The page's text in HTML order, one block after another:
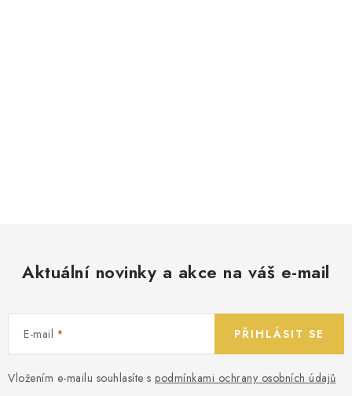
Aktuální novinky a akce na váš e-mail
E-mail
Vložením e-mailu souhlasíte s podmínkami ochrany osobních údajů
PŘIHLÁSIT SE